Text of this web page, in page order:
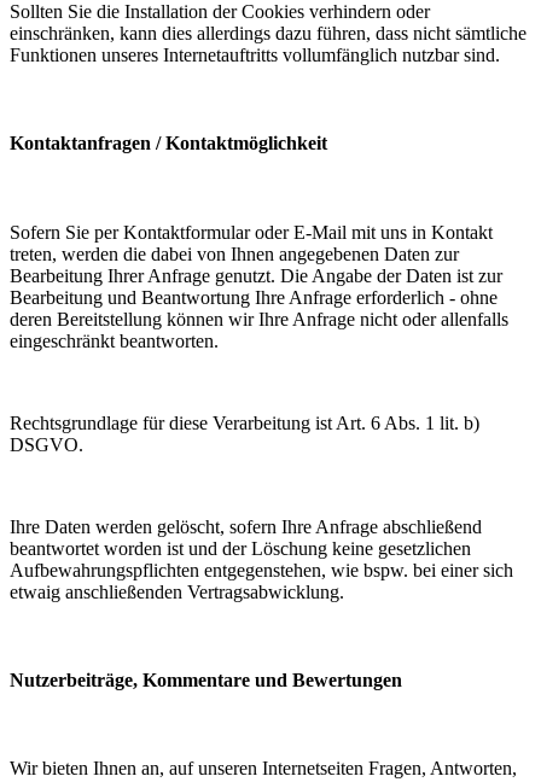
Sollten Sie die Installation der Cookies verhindern oder
einschränken, kann dies allerdings dazu führen, dass nicht sämtliche
Funktionen unseres Internetauftritts vollumfänglich nutzbar sind.
Kontaktanfragen / Kontaktmöglichkeit
Sofern Sie per Kontaktformular oder E-Mail mit uns in Kontakt
treten, werden die dabei von Ihnen angegebenen Daten zur
Bearbeitung Ihrer Anfrage genutzt. Die Angabe der Daten ist zur
Bearbeitung und Beantwortung Ihre Anfrage erforderlich - ohne
deren Bereitstellung können wir Ihre Anfrage nicht oder allenfalls
eingeschränkt beantworten.
Rechtsgrundlage für diese Verarbeitung ist Art. 6 Abs. 1 lit. b)
DSGVO.
Ihre Daten werden gelöscht, sofern Ihre Anfrage abschließend
beantwortet worden ist und der Löschung keine gesetzlichen
Aufbewahrungspflichten entgegenstehen, wie bspw. bei einer sich
etwaig anschließenden Vertragsabwicklung.
Nutzerbeiträge, Kommentare und Bewertungen
Wir bieten Ihnen an, auf unseren Internetseiten Fragen, Antworten,